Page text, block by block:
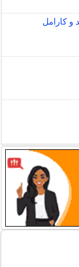
و کارامل